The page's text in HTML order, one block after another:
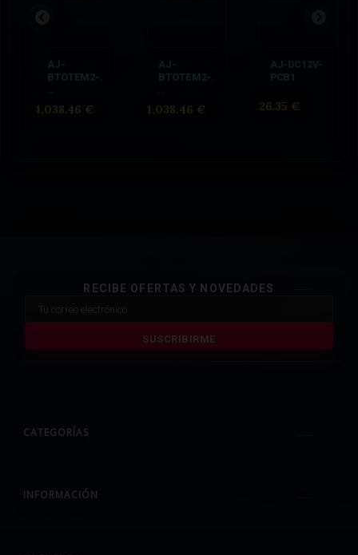
AJ-
BTOTEM2-.
..
1,038.46 €
AJ-
BTOTEM2-.
..
1,038.46 €
AJ-DC12V-
PCB1
26.35 €
RECIBE OFERTAS Y NOVEDADES
SUSCRIBIRME
CATEGORÍAS
INFORMACIÓN